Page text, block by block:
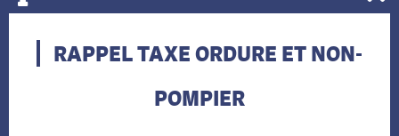
Formulaire en ligne
RAPPEL TAXE ORDURE ET NON-
POMPIER